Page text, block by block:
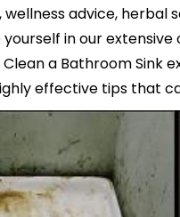
advice,
in our
a Bathroom Sink
effective tips that